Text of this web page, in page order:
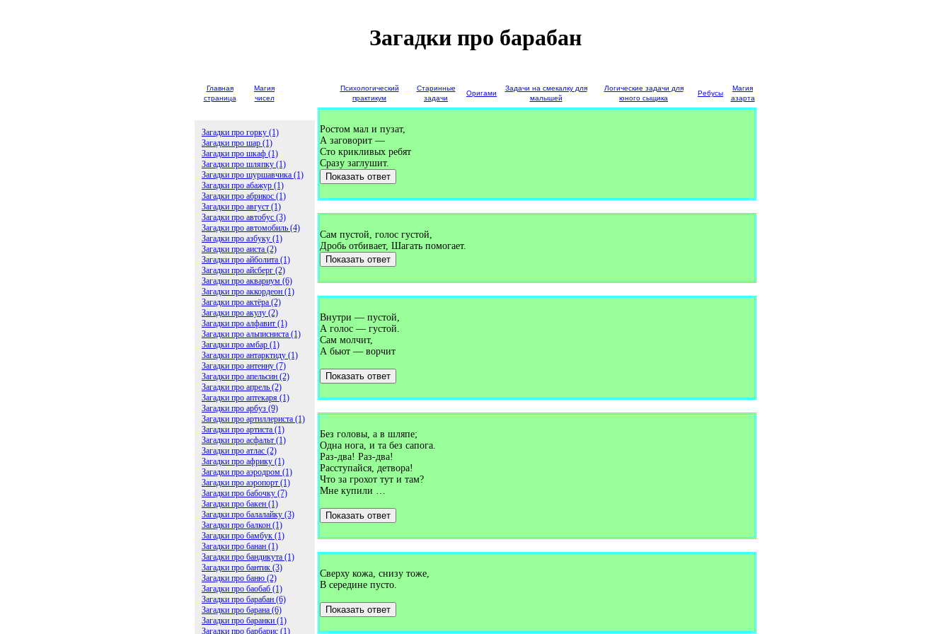
Загадки про барабан
Главная
страница
Магия
чисел
Психологический
практикум
Старинные
задачи
Оригами
Задачи на смекалку для
малышей
Логические задачи для
юного сыщика
Ребусы
Магия
азарта
Загадки про горку (1)
Загадки про шар (1)
Загадки про шкаф (1)
Загадки про шляпку (1)
Загадки про шуршавчика (1)
Загадки про абажур (1)
Загадки про абрикос (1)
Загадки про август (1)
Загадки про автобус (3)
Загадки про автомобиль (4)
Загадки про азбуку (1)
Загадки про аиста (2)
Загадки про айболита (1)
Загадки про айсберг (2)
Загадки про аквариум (6)
Загадки про аккордеон (1)
Загадки про актёра (2)
Загадки про акулу (2)
Загадки про алфавит (1)
Загадки про альписниста (1)
Загадки про амбар (1)
Загадки про антарктиду (1)
Загадки про антенну (7)
Загадки про апельсин (2)
Загадки про апрель (2)
Загадки про аптекаря (1)
Загадки про арбуз (9)
Загадки про артиллериста (1)
Загадки про артиста (1)
Загадки про асфальт (1)
Загадки про атлас (2)
Загадки про африку (1)
Загадки про аэродром (1)
Загадки про аэропорт (1)
Загадки про бабочку (7)
Загадки про бакен (1)
Загадки про балалайку (3)
Загадки про балкон (1)
Загадки про бамбук (1)
Загадки про банан (1)
Загадки про бандикута (1)
Загадки про бантик (3)
Загадки про баню (2)
Загадки про баобаб (1)
Загадки про барабан (6)
Загадки про барана (6)
Загадки про баранки (1)
Загадки про барбарис (1)
Ростом мал и пузат,
А заговорит —
Сто крикливых ребят
Сразу заглушит.
Показать ответ
Сам пустой, голос густой,
Дробь отбивает, Шагать помогает.
Показать ответ
Внутри — пустой,
А голос — густой.
Сам молчит,
А бьют — ворчит
Показать ответ
Без головы, а в шляпе;
Одна нога, и та без сапога.
Раз-два! Раз-два!
Расступайся, детвора!
Что за грохот тут и там?
Мне купили …
Показать ответ
Сверху кожа, снизу тоже,
В середине пусто.
Показать ответ